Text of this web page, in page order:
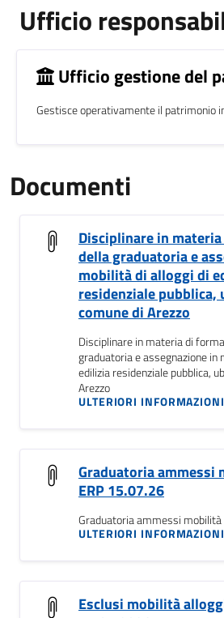
Ufficio
Ufficio gestione del
Gestisce operativamente il patrimonio
Documenti
Disciplinare in
della graduatoria e
mobilità di alloggi di
residenziale pubblica,
comune di Arezzo
Disciplinare in materia di
graduatoria e assegnazione in
edilizia residenziale pubblica,
Arezzo
ULTERIORI INFORMAZIONI
Graduatoria ammessi
ERP 15.07.26
Graduatoria ammessi
ULTERIORI INFORMAZIONI
Esclusi mobilità